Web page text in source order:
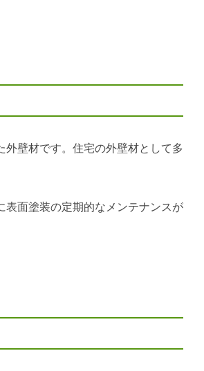
壁材です。住宅の外壁材として多
表面塗装の定期的なメンテナンスが